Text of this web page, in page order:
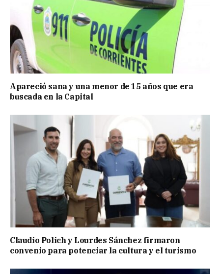
Apareció sana y una menor de 15 años que era
buscada en la Capital
Claudio Polich y Lourdes Sánchez firmaron
convenio para potenciar la cultura y el turismo